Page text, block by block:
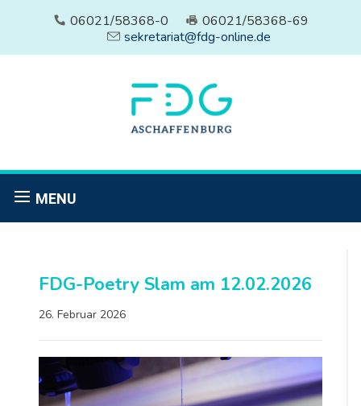
06021/58368-0
06021/58368-69
sekretariat@fdg-online.de
MENU
FDG-Poetry Slam am 12.02.2026
26. Februar 2026